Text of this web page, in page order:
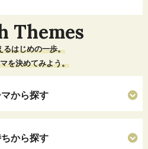
Themes
るはじめの一歩。
を決めてみよう。
から探す
から探す